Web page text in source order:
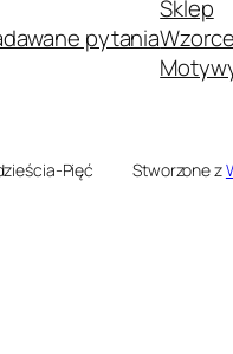
pytania
Sklep
Wzorce
Pięć Stworzone z